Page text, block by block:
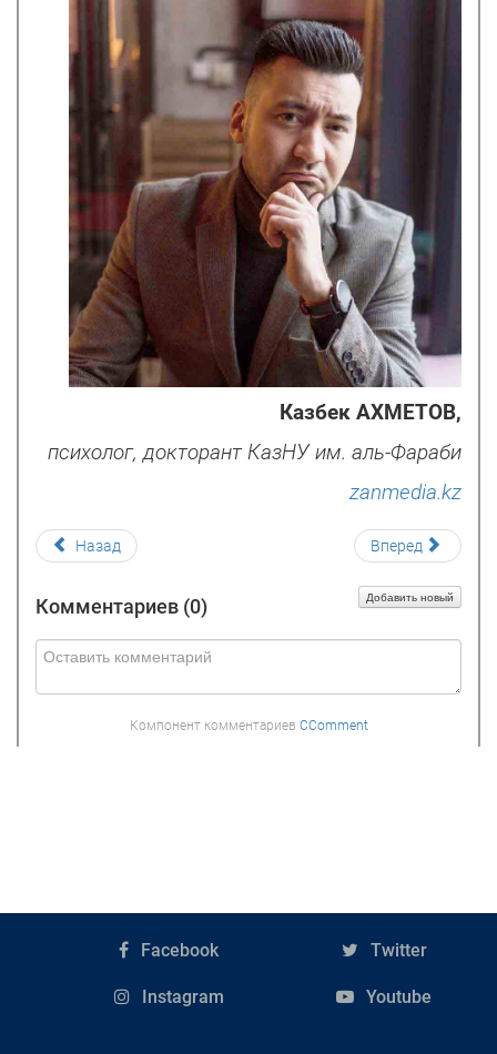
Казбек АХМЕТОВ,
психолог, докторант КазНУ им. аль-Фараби
zanmedia.kz
Назад Вперед
Комментариев (0) Добавить новый
Компонент комментариев CComment
Facebook Twitter
Instagram Youtube